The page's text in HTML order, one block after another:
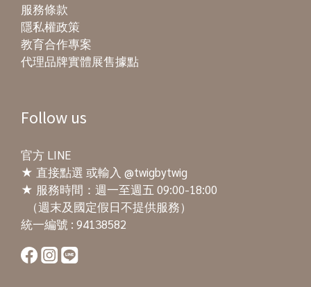
服務條款
隱私權政策
教育合作專案
代理品牌實體展售據點
Follow us
官方 LINE
★ 直接點選 或輸入 @twigbytwig
★ 服務時間：週一至週五 09:00-18:00
（週末及國定假日不提供服務）
統一編號 : 94138582